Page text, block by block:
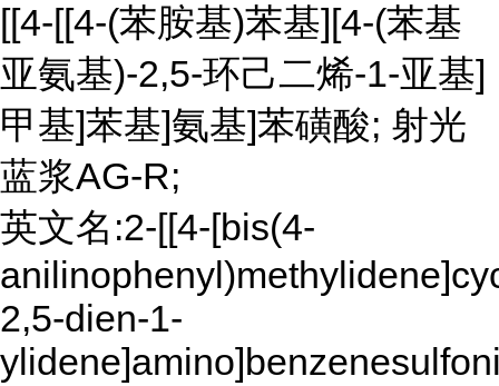
[[4-[[4-(苯胺基)苯基][4-(苯基
亚氨基)-2,5-环己二烯-1-亚基]
甲基]苯基]氨基]苯磺酸; 射光
蓝浆AG-R;
英文名:2-[[4-[bis(4-
2,5-dien-1-